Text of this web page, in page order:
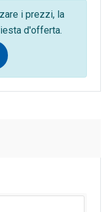
i prezzi, la
d'offerta.